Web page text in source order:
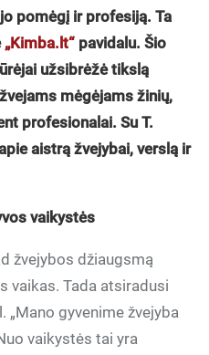
pomėgį ir profesiją. Ta
„Kimba.lt“ pavidalu. Šio
užsibrėžė tikslą
mėgėjams žinių,
profesionalai. Su T.
aistrą žvejybai, verslą ir
vaikystės
žvejybos džiaugsmą
vaikas. Tada atsiradusi
„Mano gyvenime žvejyba
vaikystės tai yra